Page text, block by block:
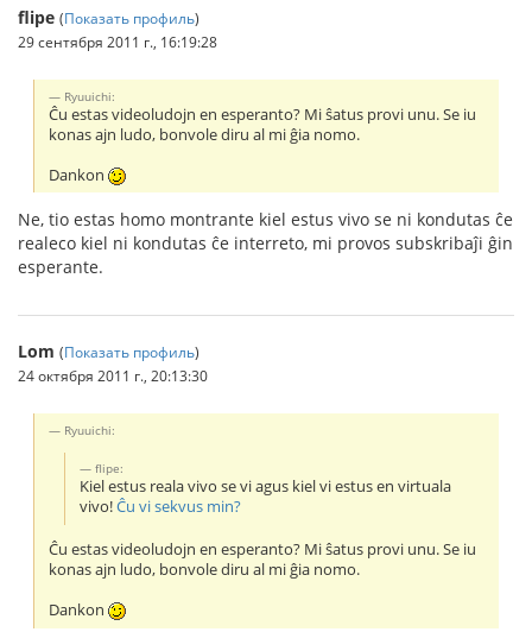
flipe (Показать профиль)
29 сентября 2011 г., 16:19:28
Ryuuichi:
Ĉu estas videoludojn en esperanto? Mi ŝatus provi unu. Se iu
konas ajn ludo, bonvole diru al mi ĝia nomo.
Dankon
Ne, tio estas homo montrante kiel estus vivo se ni kondutas ĉe
realeco kiel ni kondutas ĉe interreto, mi provos subskribaĵi ĝin
esperante.
Lom (Показать профиль)
24 октября 2011 г., 20:13:30
Ryuuichi:
flipe:
Kiel estus reala vivo se vi agus kiel vi estus en virtuala
vivo!Ĉu vi sekvus min?
Ĉu estas videoludojn en esperanto? Mi ŝatus provi unu. Se iu
konas ajn ludo, bonvole diru al mi ĝia nomo.
Dankon